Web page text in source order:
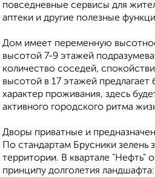
повседневные сервисы для
аптеки и другие полезные
Дом имеет переменную
высотой 7-9 этажей
количество соседей,
высотой в 17 этажей
характер проживания, здесь
активного городского ритма
Дворы приватные и
По стандартам Брусники зелень
территории. В квартале "Нефть"
принципу долголетия